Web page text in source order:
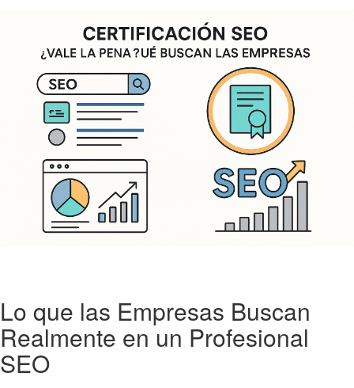
Lo que las Empresas Buscan
Realmente en un Profesional
SEO